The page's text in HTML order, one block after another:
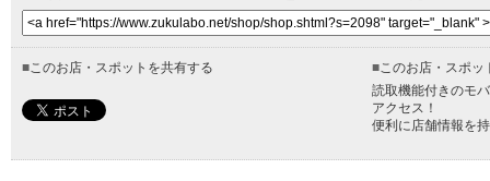
■このお店・スポットを共有する ■このお店・スポッ
読取機能付きのモ
アクセス！
便利に店舗情報を